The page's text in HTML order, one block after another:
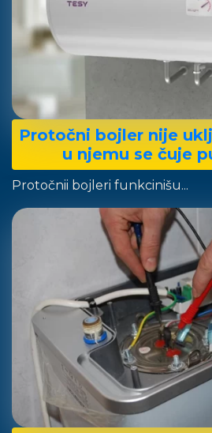
Protočni bojler nije
u njemu se čuje
Protočnii bojleri funkcinišu...